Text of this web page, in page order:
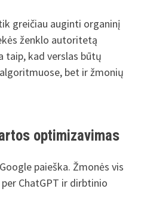
greičiau auginti organinį
ženklo autoritetą
taip, kad verslas būtų
bet ir žmonių
optimizavimas
paieška. Žmonės vis
ChatGPT ir dirbtinio